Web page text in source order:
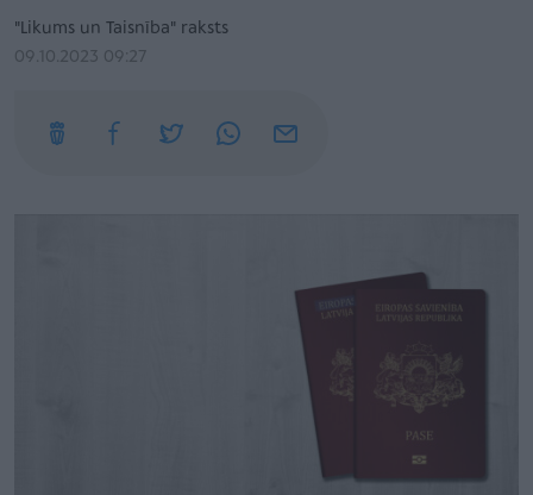
"Likums un Taisnība" raksts
09.10.2023 09:27